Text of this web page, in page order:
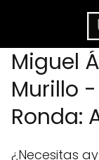
Miguel
Murillo
Ronda:
¿Necesitas